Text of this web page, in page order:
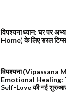
विपश्यना ध्यान: घर पर
Home) के लिए सरल
विपश्यना
Emotional Healing:
Self-Love की नई